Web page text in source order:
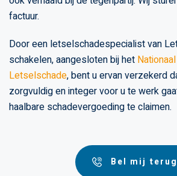
factuur.
Door een letselschadespecialist van
schakelen, aangesloten bij het
Letselschade, bent u ervan verzekerd
zorgvuldig en integer voor u te werk
haalbare schadevergoeding te claimen.
Bel mij terug